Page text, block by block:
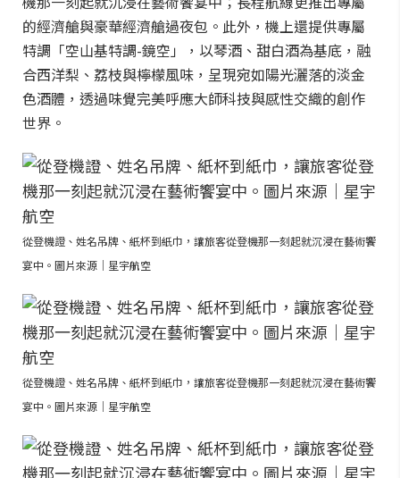
的經濟艙與豪華經濟艙過夜包。此外，機上還提供專屬
特調「空山基特調-鏡空」，以琴酒、甜白酒為基底，融
合西洋梨、荔枝與檸檬風味，呈現宛如陽光灑落的淡金
色酒體，透過味覺完美呼應大師科技與感性交織的創作
世界。
從登機證、姓名吊牌、紙杯到紙巾，讓旅客從登機那一刻起就沉浸在藝術饗
宴中。圖片來源｜星宇航空
從登機證、姓名吊牌、紙杯到紙巾，讓旅客從登機那一刻起就沉浸在藝術饗
宴中。圖片來源｜星宇航空